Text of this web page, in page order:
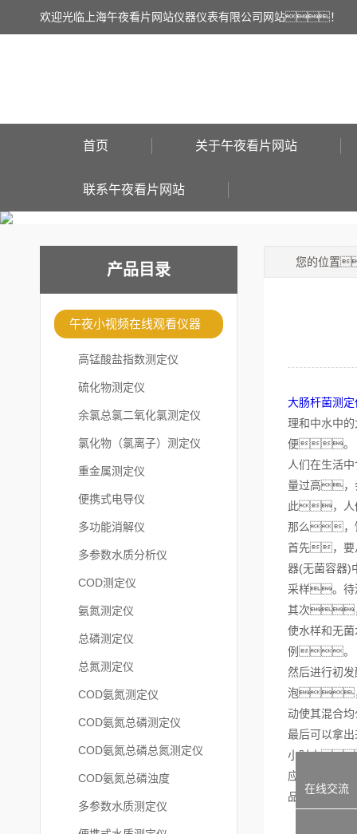
欢迎光临上海午夜看片网站仪器仪表有限公司网站！
首页 关于午夜看片网站
联系午夜看片网站
产品目录
午夜小视频在线观看仪器
高锰酸盐指数测定仪
硫化物测定仪
余氯总氯二氧化氯测定仪
氯化物（氯离子）测定仪
重金属测定仪
便携式电导仪
多功能消解仪
多参数水质分析仪
COD测定仪
氨氮测定仪
总磷测定仪
总氮测定仪
COD氨氮测定仪
COD氨氮总磷测定仪
COD氨氮总磷总氮测定仪
COD氨氮总磷浊度
多参数水质测定仪
您的位置
大肠杆菌测定
理和中水中
便。
人们在生活
量过高，
此，人
那么，
首先，要
器(无菌容
采样。待
其次，
使水样和无
例。
然后进行初
泡，
动使其混合
最后可以拿
小时内
应。如
品，然后
在线交流